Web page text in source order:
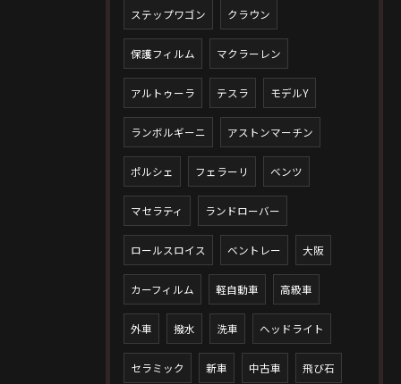
ステップワゴン クラウン
保護フィルム マクラーレン
アルトゥーラ テスラ モデルY
ランボルギーニ アストンマーチン
ポルシェ フェラーリ ベンツ
マセラティ ランドローバー
ロールスロイス ベントレー 大阪
カーフィルム 軽自動車 高級車
外車 撥水 洗車 ヘッドライト
セラミック 新車 中古車 飛び石